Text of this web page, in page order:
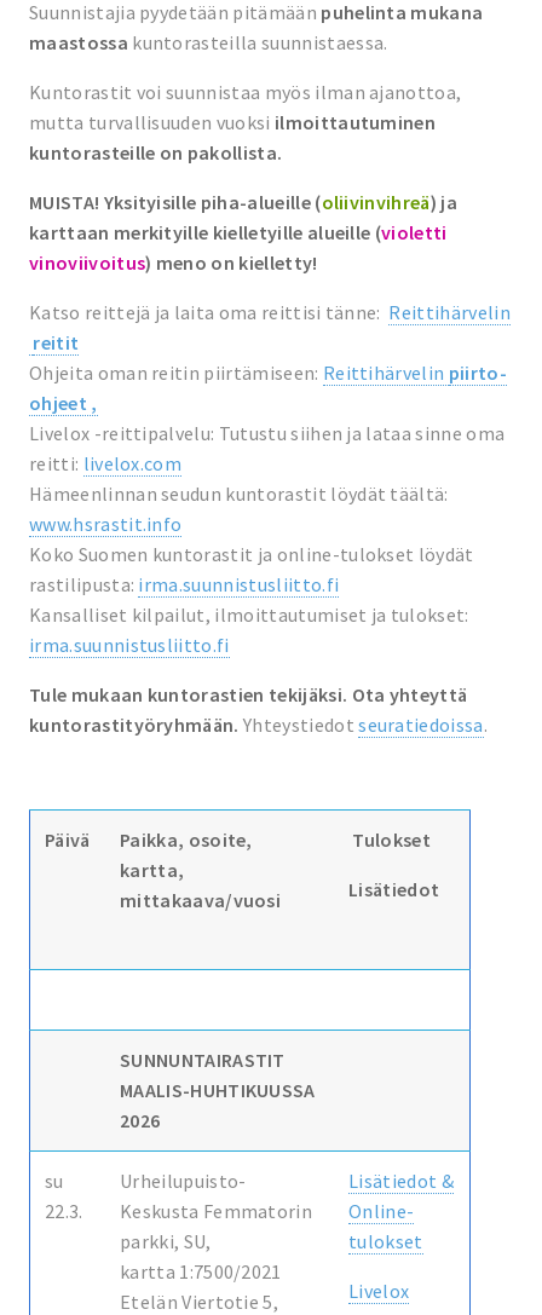
Suunnistajia pyydetään pitämään puhelinta mukana
maastossa kuntorasteilla suunnistaessa.
Kuntorastit voi suunnistaa myös ilman ajanottoa,
mutta turvallisuuden vuoksi ilmoittautuminen
kuntorasteille on pakollista.
MUISTA! Yksityisille piha-alueille (oliivinvihreä) ja
karttaan merkityille kielletyille alueille (violetti
vinoviivoitus) meno on kielletty!
Katso reittejä ja laita oma reittisi tänne: Reittihärvelin
reitit
Ohjeita oman reitin piirtämiseen: Reittihärvelin piirto-
ohjeet ,
Livelox -reittipalvelu: Tutustu siihen ja lataa sinne oma
reitti: livelox.com
Hämeenlinnan seudun kuntorastit löydät täältä:
www.hsrastit.info
Koko Suomen kuntorastit ja online-tulokset löydät
rastilipusta: irma.suunnistusliitto.fi
Kansalliset kilpailut, ilmoittautumiset ja tulokset:
irma.suunnistusliitto.fi
Tule mukaan kuntorastien tekijäksi. Ota yhteyttä
kuntorastityöryhmään. Yhteystiedotseuratiedoissa.
Päivä
Paikka, osoite,
kartta,
mittakaava/vuosi
Tulokset
Lisätiedot
SUNNUNTAIRASTIT
MAALIS-HUHTIKUUSSA
2026
su
22.3.
Urheilupuisto-
Keskusta Femmatorin
parkki, SU,
kartta 1:7500/2021
Etelän Viertotie 5,
Lisätiedot &
Online-
tulokset
Livelox